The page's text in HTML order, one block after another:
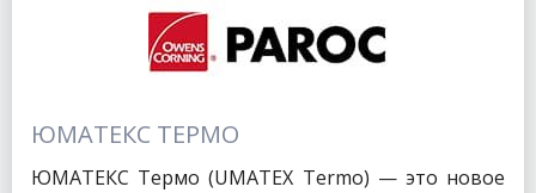
ЮМАТЕКС ТЕРМО
ЮМАТЕКС Термо (UMATEX Termo) — это новое